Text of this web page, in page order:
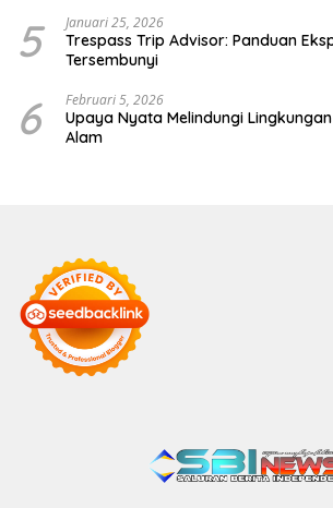
5 Januari 25, 2026
Trespass Trip Advisor: Panduan
Tersembunyi
6 Februari 5, 2026
Upaya Nyata Melindungi
Alam